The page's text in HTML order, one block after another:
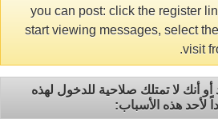
you can post: click the register
start viewing messages, select
visit
أنك لا تمتلك صلاحية للدخول لهذه
لأحد هذه الأسباب: